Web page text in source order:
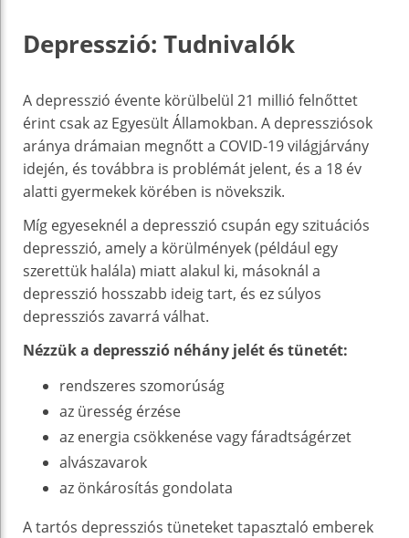
Depresszió: Tudnivalók
A depresszió évente körülbelül 21 millió felnőttet
érint csak az Egyesült Államokban. A depressziósok
aránya drámaian megnőtt a COVID-19 világjárvány
idején, és továbbra is problémát jelent, és a 18 év
alatti gyermekek körében is növekszik.
Míg egyeseknél a depresszió csupán egy szituációs
depresszió, amely a körülmények (például egy
szerettük halála) miatt alakul ki, másoknál a
depresszió hosszabb ideig tart, és ez súlyos
depressziós zavarrá válhat.
Nézzük a depresszió néhány jelét és tünetét:
rendszeres szomorúság
az üresség érzése
az energia csökkenése vagy fáradtságérzet
alvászavarok
az önkárosítás gondolata
A tartós depressziós tüneteket tapasztaló emberek